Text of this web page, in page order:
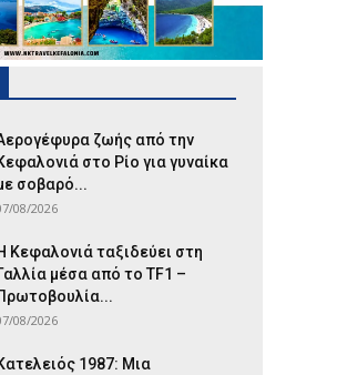
ζωής από την
στο Ρίο για γυναίκα
σοβαρό...
08/2026
Κεφαλονιά ταξιδεύει στη
μέσα από το TF1 –
08/2026
1987: Μια